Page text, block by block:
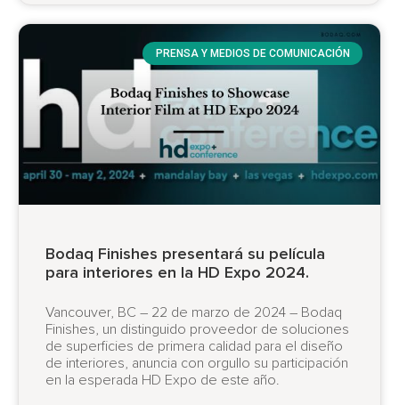
PRENSA Y MEDIOS DE COMUNICACIÓN
Bodaq Finishes presentará su película
para interiores en la HD Expo 2024.
Vancouver, BC – 22 de marzo de 2024 – Bodaq
Finishes, un distinguido proveedor de soluciones
de superficies de primera calidad para el diseño
de interiores, anuncia con orgullo su participación
en la esperada HD Expo de este año.